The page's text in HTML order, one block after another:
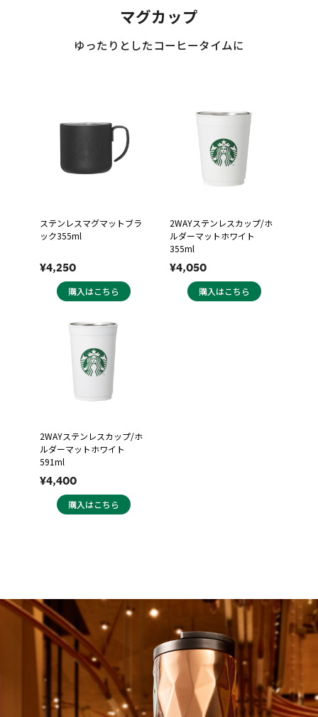
マグカップ
ゆったりとしたコーヒータイムに
ステンレスマグマットブラ
ック355ml
¥4,250
購入はこちら
2WAYステンレスカップ/ホ
ルダーマットホワイト
355ml
¥4,050
購入はこちら
2WAYステンレスカップ/ホ
ルダーマットホワイト
591ml
¥4,400
購入はこちら